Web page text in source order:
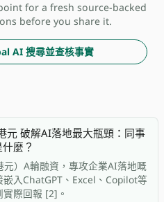
for a fresh source-backed
before you share it.
AI 搜尋並查核事實
元 破解AI落地最大瓶頸：同事
麼？
）A輪融資，專攻企業AI落地嘅
嵌入ChatGPT、Excel、Copilot等
際回報 [2]。